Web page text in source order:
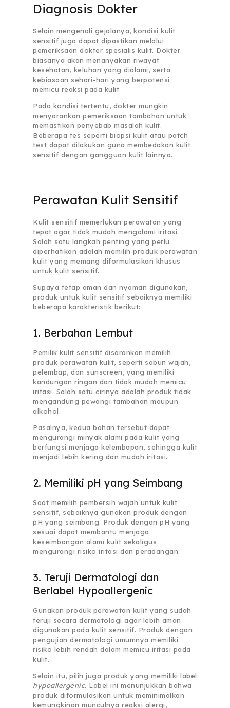
Diagnosis Dokter
Selain mengenali gejalanya, kondisi kulit
sensitif juga dapat dipastikan melalui
pemeriksaan dokter spesialis kulit. Dokter
biasanya akan menanyakan riwayat
kesehatan, keluhan yang dialami, serta
kebiasaan sehari-hari yang berpotensi
memicu reaksi pada kulit.
Pada kondisi tertentu, dokter mungkin
menyarankan pemeriksaan tambahan untuk
memastikan penyebab masalah kulit.
Beberapa tes seperti biopsi kulit atau patch
test dapat dilakukan guna membedakan kulit
sensitif dengan gangguan kulit lainnya.
Perawatan Kulit Sensitif
Kulit sensitif memerlukan perawatan yang
tepat agar tidak mudah mengalami iritasi.
Salah satu langkah penting yang perlu
diperhatikan adalah memilih produk perawatan
kulit yang memang diformulasikan khusus
untuk kulit sensitif.
Supaya tetap aman dan nyaman digunakan,
produk untuk kulit sensitif sebaiknya memiliki
beberapa karakteristik berikut:
1. Berbahan Lembut
Pemilik kulit sensitif disarankan memilih
produk perawatan kulit, seperti sabun wajah,
pelembap, dan sunscreen, yang memiliki
kandungan ringan dan tidak mudah memicu
iritasi. Salah satu cirinya adalah produk tidak
mengandung pewangi tambahan maupun
alkohol.
Pasalnya, kedua bahan tersebut dapat
mengurangi minyak alami pada kulit yang
berfungsi menjaga kelembapan, sehingga kulit
menjadi lebih kering dan mudah iritasi.
2. Memiliki pH yang Seimbang
Saat memilih pembersih wajah untuk kulit
sensitif, sebaiknya gunakan produk dengan
pH yang seimbang. Produk dengan pH yang
sesuai dapat membantu menjaga
keseimbangan alami kulit sekaligus
mengurangi risiko iritasi dan peradangan.
3. Teruji Dermatologi dan
Berlabel Hypoallergenic
Gunakan produk perawatan kulit yang sudah
teruji secara dermatologi agar lebih aman
digunakan pada kulit sensitif. Produk dengan
pengujian dermatologi umumnya memiliki
risiko lebih rendah dalam memicu iritasi pada
kulit.
Selain itu, pilih juga produk yang memiliki label
hypoallergenic. Label ini menunjukkan bahwa
produk diformulasikan untuk meminimalkan
kemungkinan munculnya reaksi alergi,